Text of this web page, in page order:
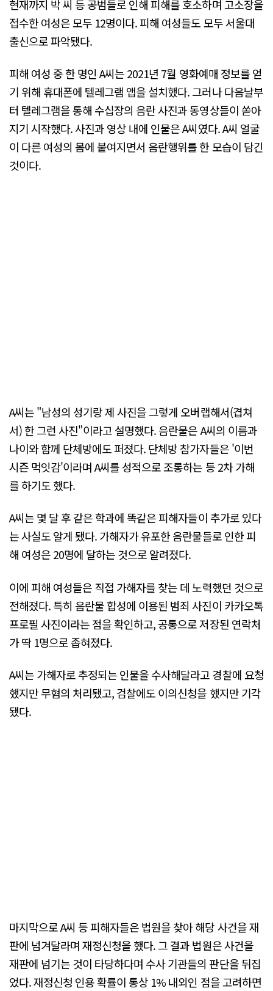
현재까지 박 씨 등 공범들로 인해 피해를 호소하며 고소장을
접수한 여성은 모두 12명이다. 피해 여성들도 모두 서울대
출신으로 파악됐다.
피해 여성 중 한 명인 A씨는 2021년 7월 영화예매 정보를 얻
기 위해 휴대폰에 텔레그램 앱을 설치했다. 그러나 다음날부
터 텔레그램을 통해 수십장의 음란 사진과 동영상들이 쏟아
지기 시작했다. 사진과 영상 내에 인물은 A씨였다. A씨 얼굴
이 다른 여성의 몸에 붙여지면서 음란행위를 한 모습이 담긴
것이다.
A씨는 "남성의 성기랑 제 사진을 그렇게 오버랩해서(겹쳐
서) 한 그런 사진"이라고 설명했다. 음란물은 A씨의 이름과
나이와 함께 단체방에도 퍼졌다. 단체방 참가자들은 '이번
시즌 먹잇감'이라며 A씨를 성적으로 조롱하는 등 2차 가해
를 하기도 했다.
A씨는 몇 달 후 같은 학과에 똑같은 피해자들이 추가로 있다
는 사실도 알게 됐다. 가해자가 유포한 음란물들로 인한 피
해 여성은 20명에 달하는 것으로 알려졌다.
이에 피해 여성들은 직접 가해자를 찾는 데 노력했던 것으로
전해졌다. 특히 음란물 합성에 이용된 범죄 사진이 카카오톡
프로필 사진이라는 점을 확인하고, 공통으로 저장된 연락처
가 딱 1명으로 좁혀졌다.
A씨는 가해자로 추정되는 인물을 수사해달라고 경찰에 요청
했지만 무혐의 처리됐고, 검찰에도 이의신청을 했지만 기각
됐다.
마지막으로 A씨 등 피해자들은 법원을 찾아 해당 사건을 재
판에 넘겨달라며 재정신청을 했다. 그 결과 법원은 사건을
재판에 넘기는 것이 타당하다며 수사 기관들의 판단을 뒤집
었다. 재정신청 인용 확률이 통상 1% 내외인 점을 고려하면